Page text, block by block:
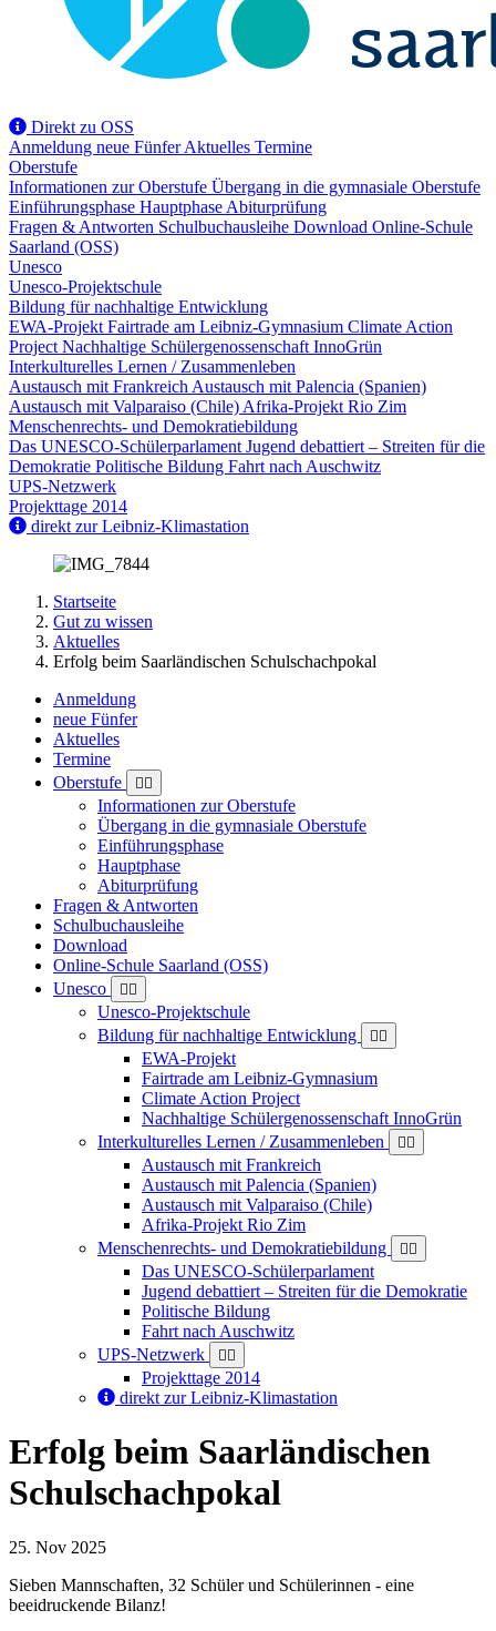
Direkt zu OSS
Anmeldung neue FünferAktuelles Termine
Oberstufe
Informationen zur Oberstufe Übergang in die gymnasiale Oberstufe
Einführungsphase Hauptphase Abiturprüfung
Fragen & Antworten Schulbuchausleihe Download Online-Schule
Saarland (OSS)
Unesco
Unesco-Projektschule
Bildung für nachhaltige Entwicklung
EWA-Projekt Fairtrade am Leibniz-Gymnasium Climate Action
Project Nachhaltige Schülergenossenschaft InnoGrün
Interkulturelles Lernen / Zusammenleben
Austausch mit Frankreich Austausch mit Palencia (Spanien)
Austausch mit Valparaiso (Chile) Afrika-Projekt Rio Zim
Menschenrechts- und Demokratiebildung
Das UNESCO-Schülerparlament Jugend debattiert – Streiten für die
Demokratie Politische Bildung Fahrt nach Auschwitz
UPS-Netzwerk
Projekttage 2014
direkt zur Leibniz-Klimastation
Startseite
Gut zu wissen
Aktuelles
Erfolg beim Saarländischen Schulschachpokal
Anmeldung
neue Fünfer
Aktuelles
Termine
Oberstufe
Informationen zur Oberstufe
Übergang in die gymnasiale Oberstufe
Einführungsphase
Hauptphase
Abiturprüfung
Fragen & Antworten
Schulbuchausleihe
Download
Online-Schule Saarland (OSS)
Unesco
Unesco-Projektschule
Bildung für nachhaltige Entwicklung
EWA-Projekt
Fairtrade am Leibniz-Gymnasium
Climate Action Project
Nachhaltige Schülergenossenschaft InnoGrün
Interkulturelles Lernen / Zusammenleben
Austausch mit Frankreich
Austausch mit Palencia (Spanien)
Austausch mit Valparaiso (Chile)
Afrika-Projekt Rio Zim
Menschenrechts- und Demokratiebildung
Das UNESCO-Schülerparlament
Jugend debattiert – Streiten für die Demokratie
Politische Bildung
Fahrt nach Auschwitz
UPS-Netzwerk
Projekttage 2014
direkt zur Leibniz-Klimastation
Erfolg beim Saarländischen
Schulschachpokal
Beginn:
25. Nov 2025
Sieben Mannschaften, 32 Schüler und Schülerinnen - eine
beeidruckende Bilanz!